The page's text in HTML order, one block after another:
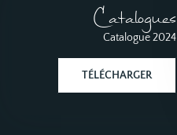
Catalogues
Catalogue 2024
TÉLÉCHARGER